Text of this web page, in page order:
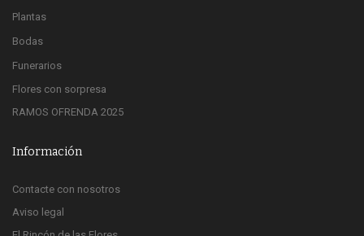
Plantas
Bodas
Funerarios
Flores con sorpresa
RAMOS OFRENDA 2025
Información
Contacte con nosotros
Aviso legal